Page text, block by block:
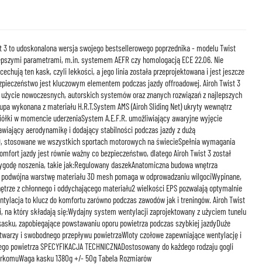
to udoskonalona wersja swojego bestsellerowego poprzednika - modelu Twist
parametrami, m.in. systemem AEFR czy homologacją ECE 22.06. Nie
ten kask, czyli lekkości, a jego linia została przeprojektowana i jest jeszcze
jest kluczowym elementem podczas jazdy offroadowej. Airoh Twist 3
nowoczesnych, autorskich systemów oraz znanych rozwiązań z najlepszych
wykonana z materiału H.R.T.System AMS (Airoh Sliding Net) ukryty wewnątrz
w momencie uderzeniaSystem A.E.F.R. umożliwiający awaryjne wyjęcie
aerodynamikę i dodający stabilności podczas jazdy z dużą
stosowane we wszystkich sportach motorowych na świecieSpełnia wymagania
jazdy jest równie ważny co bezpieczeństwo, dlatego Airoh Twist 3 został
noszenia, takie jak:Regulowany daszekAnatomiczna budowa wnętrza
warstwę materiału 3D mesh pomaga w odprowadzaniu wilgociWypinane,
z chłonnego i oddychającego materiału2 wielkości EPS pozwalają optymalnie
to klucz do komfortu zarówno podczas zawodów jak i treningów. Airoh Twist
który składają się:Wydajny system wentylacji zaprojektowany z użyciem tunelu
zapobiegające powstawaniu oporu powietrza podczas szybkiej jazdyDuże
i swobodnego przepływu powietrzaWloty czołowe zapewniające wentylację i
powietrza SPECYFIKACJA TECHNICZNADostosowany do każdego rodzaju gogli
kasku 1380g +/- 50g Tabela Rozmiarów